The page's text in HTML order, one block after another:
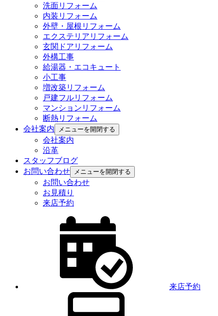
洗面リフォーム
内装リフォーム
外壁・屋根リフォーム
エクステリアリフォーム
玄関ドアリフォーム
外構工事
給湯器・エコキュート
小工事
増改築リフォーム
戸建フルリフォーム
マンションリフォーム
断熱リフォーム
会社案内
メニューを開閉する
会社案内
沿革
スタッフブログ
お問い合わせ
メニューを開閉する
お問い合わせ
お見積り
来店予約
来店予約